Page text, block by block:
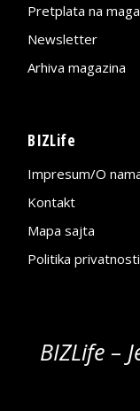
Pretplata na
Newsletter
Arhiva magazina
BIZLife
Impresum/O
Kontakt
Mapa sajta
Politika privatnosti
BIZLife –